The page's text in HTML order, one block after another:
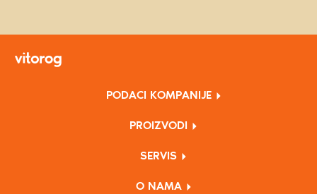
PODACI KOMPANIJE
PROIZVODI
SERVIS
O NAMA